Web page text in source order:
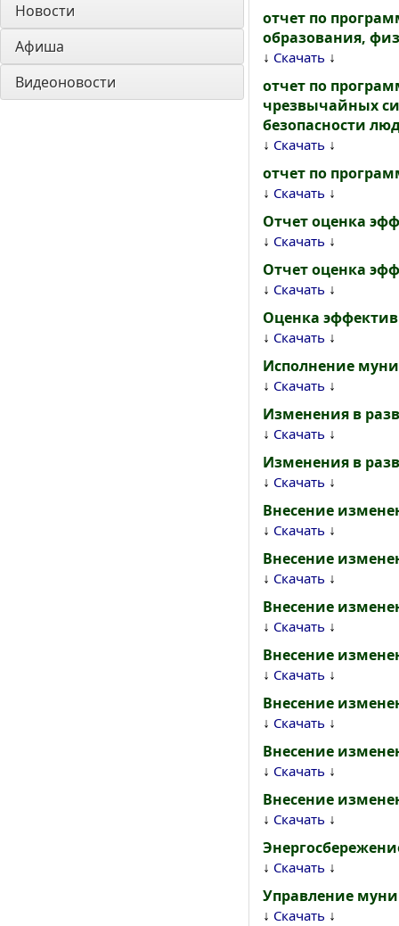
Новости
Афиша
Видеоновости
отчет по
образования,
↓ Скачать ↓
отчет по
чрезвычайных
безопасности
↓ Скачать ↓
отчет по
↓ Скачать ↓
Отчет оценка
↓ Скачать ↓
Отчет оценка
↓ Скачать ↓
Оценка
↓ Скачать ↓
Исполнение
↓ Скачать ↓
Изменения в
↓ Скачать ↓
Изменения в
↓ Скачать ↓
Внесение
↓ Скачать ↓
Внесение
↓ Скачать ↓
Внесение
↓ Скачать ↓
Внесение
↓ Скачать ↓
Внесение
↓ Скачать ↓
Внесение
↓ Скачать ↓
Внесение
↓ Скачать ↓
↓ Скачать ↓
Управление
↓ Скачать ↓